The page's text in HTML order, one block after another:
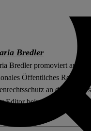
Bredler
Bredler promoviert am
Öffentliches Recht
an der
Editor beim